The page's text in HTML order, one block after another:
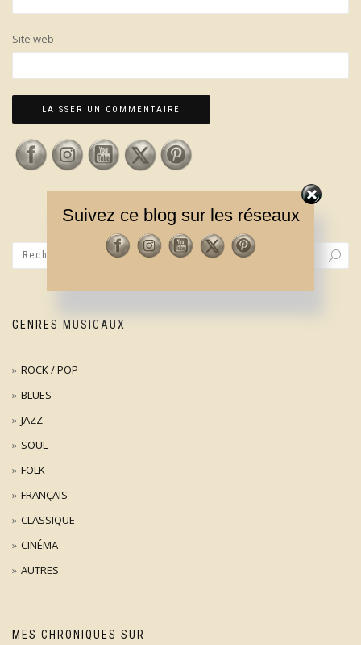
Site web
GENRES MUSICAUX
ROCK / POP
BLUES
JAZZ
SOUL
FOLK
FRANÇAIS
CLASSIQUE
CINÉMA
AUTRES
MES CHRONIQUES SUR
Suivez ce blog sur les réseaux